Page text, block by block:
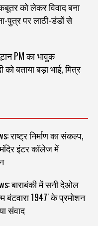
को लेकर विवाद बना
पुत्र पर लाठी-डंडों से
PM का भावुक
को बताया बड़ा भाई, मित्र
राष्ट्र निर्माण का संकल्प,
मंदिर इंटर कॉलेज में
बाराबंकी में सनी देओल
बंटवारा 1947′ के प्रमोशन
संवाद